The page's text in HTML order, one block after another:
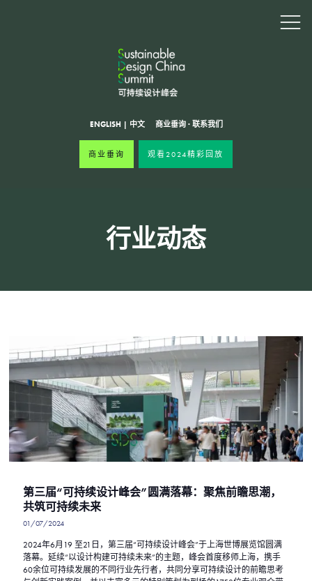
ENGLISH | 中文 商业垂询· 联系我们
商业垂询 观看2024精彩回放
行业动态
第三届“可持续设计峰会”圆满落幕：聚焦前瞻思潮，
共筑可持续未来
01/07/2024
2024年6月19 至21日，第三届“可持续设计峰会”于上海世博展览馆圆满
落幕。延续“以设计构建可持续未来”的主题，峰会首度移师上海，携手
60余位可持续发展的不同行业先行者，共同分享可持续设计的前瞻思考